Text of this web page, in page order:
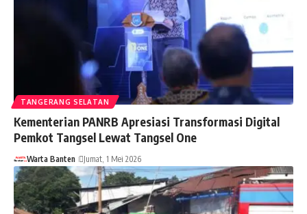
TANGERANG SELATAN
Kementerian PANRB Apresiasi Transformasi Digital
Pemkot Tangsel Lewat Tangsel One
Warta Banten Jumat, 1 Mei 2026